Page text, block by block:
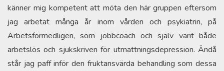
känner mig kompetent att möta den här gruppen eftersom
jag arbetat många år inom vården och psykiatrin, på
Arbetsförmedligen, som jobbcoach och själv varit både
arbetslös och sjukskriven för utmattningsdepression. Ändå
står jag paff inför den fruktansvärda behandling som dessa